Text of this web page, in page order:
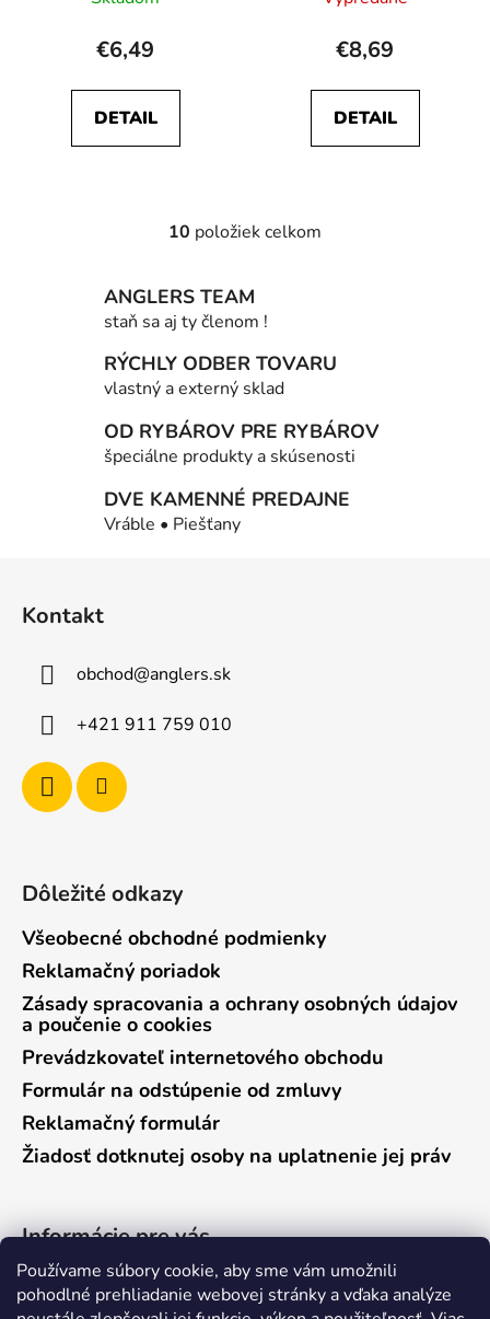
Používame súbory cookie, aby sme vám umožnili
pohodlné prehliadanie webovej stránky a vďaka analýze
€6,49
DETAIL
€8,69
DETAIL
O
l
á
a
c
e
p
r
v
10 položiek celkom
ANGLERS TEAM
staň sa aj ty členom !
RÝCHLY ODBER TOVARU
vlastný a externý sklad
OD RYBÁROV PRE RYBÁROV
špeciálne produkty a skúsenosti
DVE KAMENNÉ PREDAJNE
Vráble • Piešťany
Kontakt
obchod@anglers.sk
+421 911 759 010
Dôležité odkazy
Všeobecné obchodné podmienky
Reklamačný poriadok
Zásady spracovania a ochrany osobných údajov
a poučenie o cookies
Prevádzkovateľ internetového obchodu
Formulár na odstúpenie od zmluvy
Reklamačný formulár
Žiadosť dotknutej osoby na uplatnenie jej práv
Informácie pre vás
Predajňa Vráble